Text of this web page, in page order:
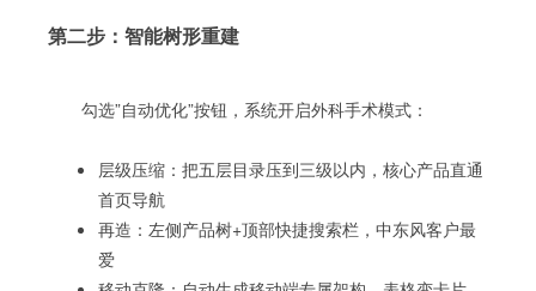
第二步：智能树形重建
勾选”自动优化”按钮，系统开启外科手术模式：
层级压缩：把五层目录压到三级以内，核心产品直通
首页导航
再造：左侧产品树+顶部快捷搜索栏，中东风客户最
爱